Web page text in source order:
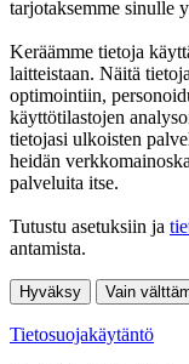
tarjotaksemme sinulle
Keräämme tietoja
laitteistaan. Näitä
optimointiin,
käyttötilastojen
tietojasi ulkoisten
heidän
palveluita itse.
Tutustu asetuksiin ja
antamista.
Hyväksy Vain
Tietosuojakäytäntö